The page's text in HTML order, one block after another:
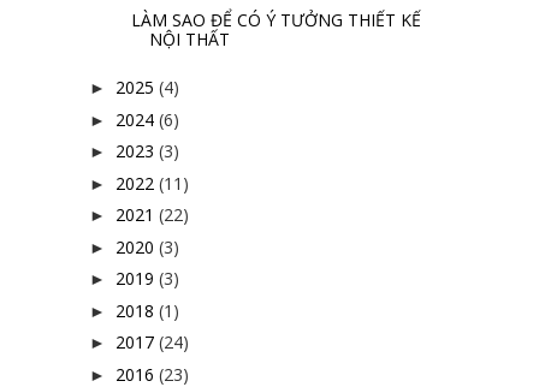
LÀM SAO ĐỂ CÓ Ý TƯỞNG THIẾT KẾ
NỘI THẤT
► 2025 (4)
► 2024 (6)
► 2023 (3)
► 2022 (11)
► 2021 (22)
► 2020 (3)
► 2019 (3)
► 2018 (1)
► 2017 (24)
► 2016 (23)